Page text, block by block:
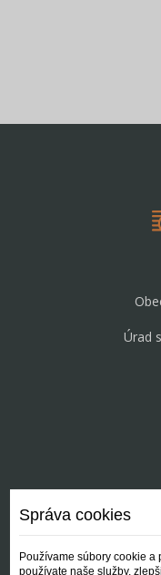
Úrad
Správa cookies
Používame súbory cookie
používate naše služby,